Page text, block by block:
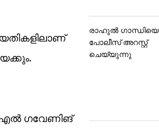
ഗവേണിങ്
രാഹുൽ ഗാന്ധിയെ
പോലീസ് അറസ്റ്റ്
ചെയ്യുന്നു